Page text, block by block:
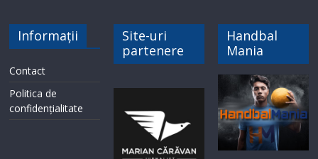
Informații
Contact
Politica de
confidențialitate
Site-uri
partenere
Handbal
Mania